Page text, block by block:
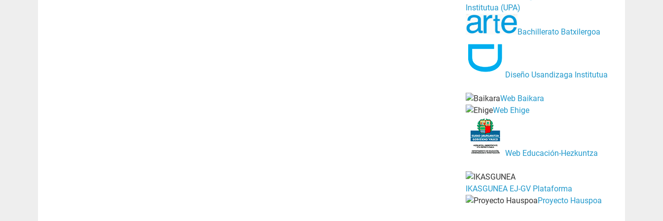
Institutua (UPA)
Bachillerato Batxilergoa
Diseño Usandizaga Institutua
Web Baikara
Web Ehige
Web Educación-Hezkuntza
IKASGUNEA EJ-GV Plataforma
Proyecto Hauspoa